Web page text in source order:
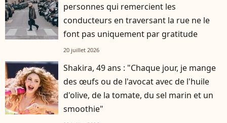
personnes qui remercient les
conducteurs en traversant la rue ne le
font pas uniquement par gratitude
20 juillet 2026
Shakira, 49 ans : "Chaque jour, je mange
des œufs ou de l'avocat avec de l'huile
d'olive, de la tomate, du sel marin et un
smoothie"